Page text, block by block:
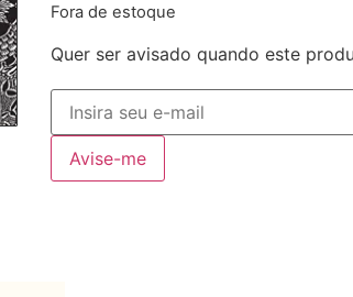
Fora de estoque
Quer ser avisado quando este
Avise-me